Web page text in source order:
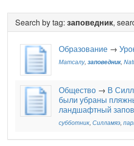
Search by tag: заповедник,
Образование →
Матсалу, заповедник,
Общество → В
были убраны
ландшафтный
субботник, Силламяэ,